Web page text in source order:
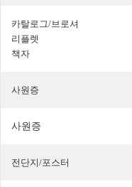
카탈로그/브로셔
리플렛
책자
사원증
사원증
전단지/포스터